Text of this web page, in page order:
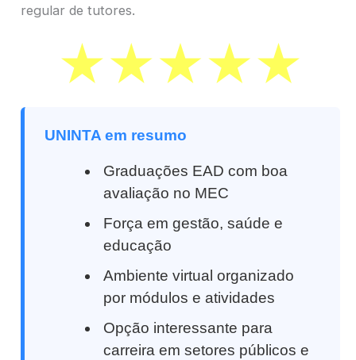
regular de tutores.
UNINTA em resumo
Graduações EAD com boa
avaliação no MEC
Força em gestão, saúde e
educação
Ambiente virtual organizado
por módulos e atividades
Opção interessante para
carreira em setores públicos e